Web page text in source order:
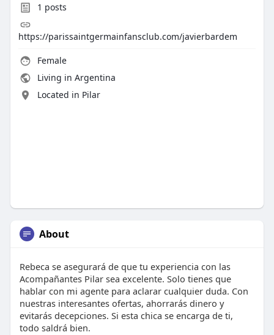
1 posts
https://parissaintgermainfansclub.com/javierbardem
Female
Living in Argentina
Located in Pilar
About
Rebeca se asegurará de que tu experiencia con las
Acompañantes Pilar sea excelente. Solo tienes que
hablar con mi agente para aclarar cualquier duda. Con
nuestras interesantes ofertas, ahorrarás dinero y
evitarás decepciones. Si esta chica se encarga de ti,
todo saldrá bien.